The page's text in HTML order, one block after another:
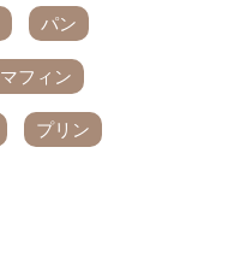
パン
マフィン
プリン